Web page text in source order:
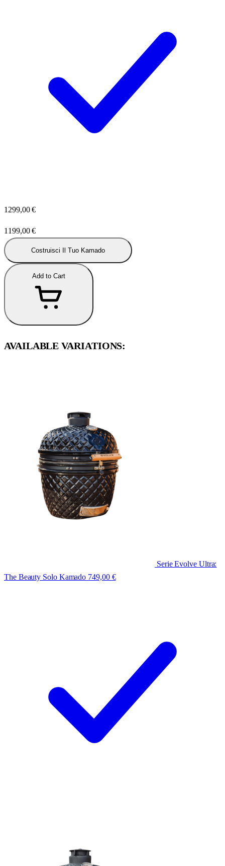
1299,00€
1199,00€
Costruisci Il Tuo Kamado
Add to Cart
AVAILABLE VARIATIONS:
Serie Evolve Ultra:
The Beauty Solo Kamado 749,00 €